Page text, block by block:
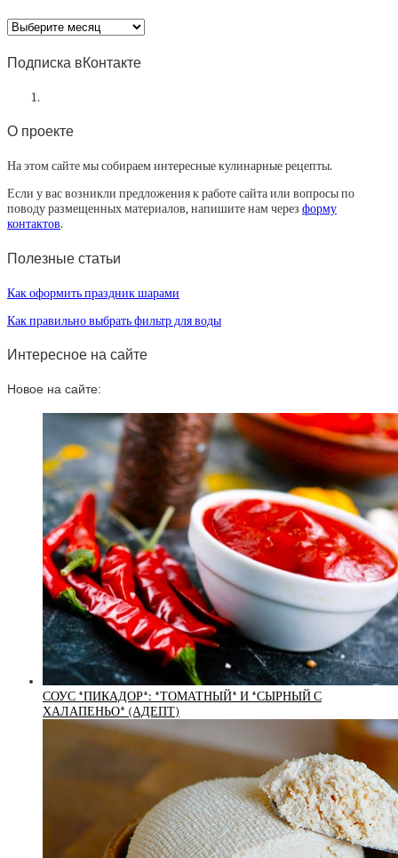
Архив
статей
Подписка вКонтакте
О проекте
На этом сайте мы собираем интересные кулинарные рецепты.
Если у вас возникли предложения к работе сайта или вопросы по
поводу размещенных материалов, напишите нам через форму
контактов.
Полезные статьи
Как оформить праздник шарами
Как правильно выбрать фильтр для воды
Интересное на сайте
Новое на сайте:
СОУС *ПИКАДОР*: *ТОМАТНЫЙ* И *СЫРНЫЙ С
ХАЛАПЕНЬО* (АДЕПТ)